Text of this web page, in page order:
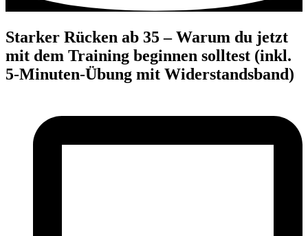
Starker Rücken ab 35 – Warum du jetzt
mit dem Training beginnen solltest (inkl.
5-Minuten-Übung mit Widerstandsband)